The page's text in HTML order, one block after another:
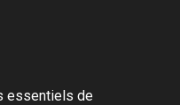
essentiels de